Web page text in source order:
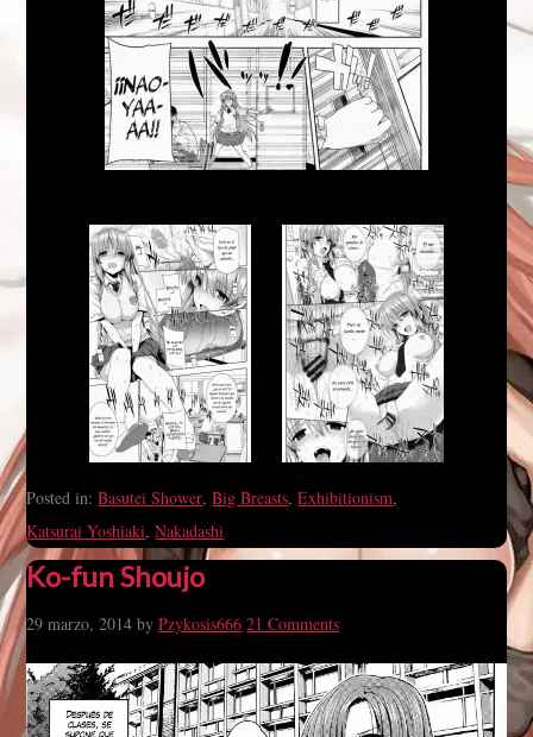
Posted in:Basutei Shower,Big Breasts,Exhibitionism,
Katsurai Yoshiaki,Nakadashi
Ko-fun Shoujo
29 marzo, 2014 byPzykosis666 21 Comments